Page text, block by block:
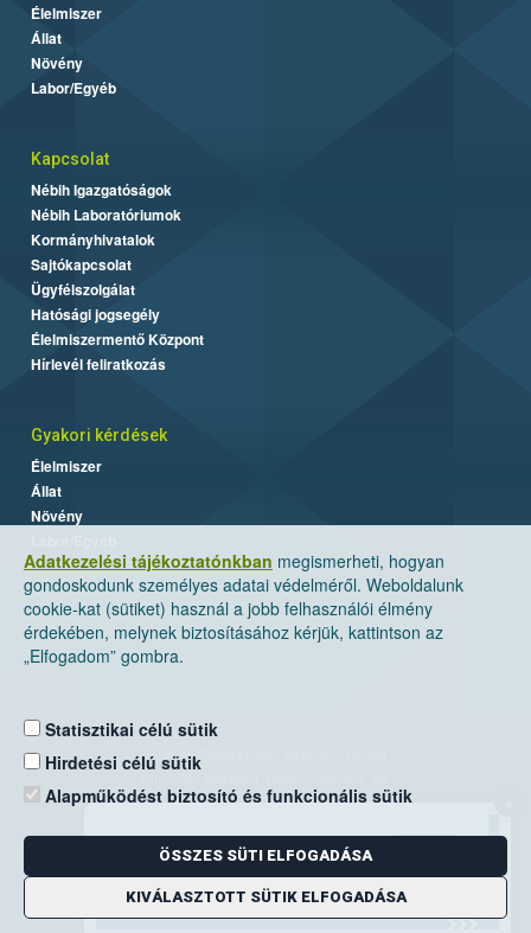
Adatkezelési tájékoztatónkban megismerheti, hogyan
gondoskodunk személyes adatai védelméről. Weboldalunk
cookie-kat (sütiket) használ a jobb felhasználói élmény
érdekében, melynek biztosításához kérjük, kattintson az
„Elfogadom” gombra.
Statisztikai célú sütik
Hirdetési célú sütik
Alapműködést biztosító és funkcionális sütik
ÖSSZES SÜTI ELFOGADÁSA
KIVÁLASZTOTT SÜTIK ELFOGADÁSA
Élelmiszer
Állat
Növény
Labor/Egyéb
Kapcsolat
Nébih Igazgatóságok
Nébih Laboratóriumok
Kormányhivatalok
Sajtókapcsolat
Ügyfélszolgálat
Hatósági jogsegély
Élelmiszermentő Központ
Hírlevél feliratkozás
Gyakori kérdések
Élelmiszer
Állat
Növény
Nemzeti Élelmiszerlánc-biztonsági Hivatal
Levelezési cím: 1525 Budapest. Pf. 30.
E-mail:ugyfelszolgalat@nebih.gov.hu
Zöld szám: 06-80/263-244
Telefon: 06-1/ 336-9000